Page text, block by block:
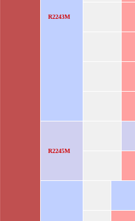
R2243M
R2245M